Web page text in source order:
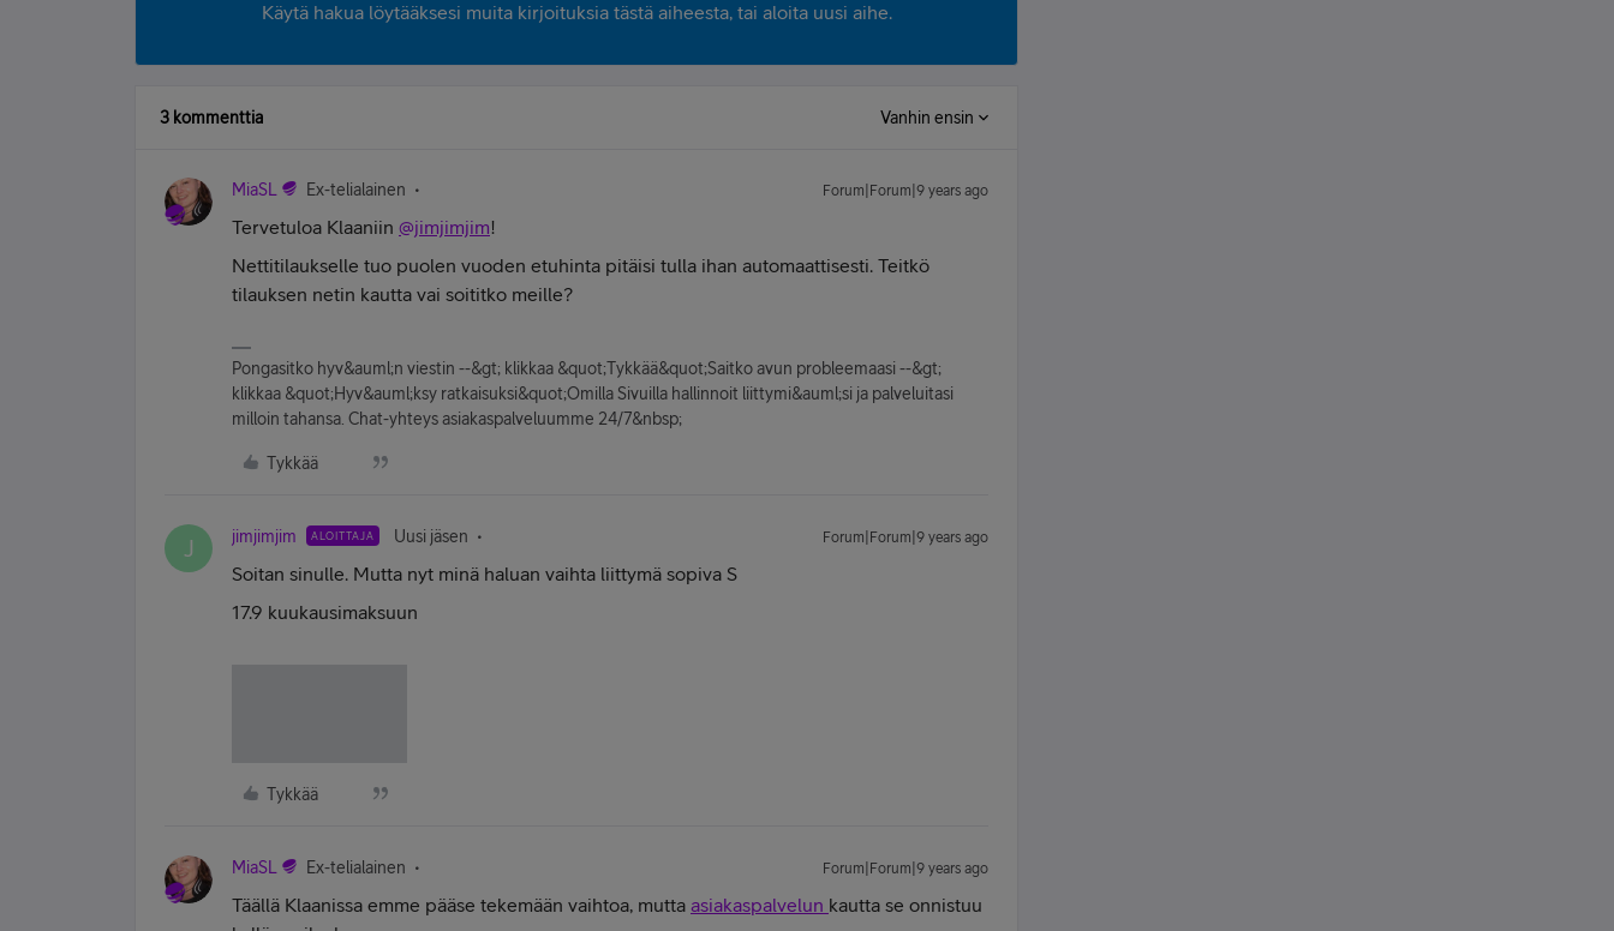
Käytä hakua löytääksesi muita kirjoituksia tästä aiheesta, tai aloita uusi aihe.
3 kommenttia Vanhin ensin
MiaSL Ex-telialainen Forum|Forum|9 years ago
Tervetuloa Klaaniin @jimjimjim!
Nettitilaukselle tuo puolen vuoden etuhinta pitäisi tulla ihan automaattisesti. Teitkö
tilauksen netin kautta vai soititko meille?
Pongasitko hyv&auml;n viestin --&gt; klikkaa &quot;Tykkää&quot;Saitko avun probleemaasi --&gt;
klikkaa &quot;Hyv&auml;ksy ratkaisuksi&quot;Omilla Sivuilla hallinnoit liittymi&auml;si ja palveluitasi
milloin tahansa. Chat-yhteys asiakaspalveluumme 24/7&nbsp;
Tykkää
J jimjimjim ALOITTAJA Uusi jäsen Forum|Forum|9 years ago
Soitan sinulle. Mutta nyt minä haluan vaihta liittymä sopiva S
17.9 kuukausimaksuun
Tykkää
MiaSL Ex-telialainen Forum|Forum|9 years ago
Täällä Klaanissa emme pääse tekemään vaihtoa, mutta asiakaspalvelun kautta se onnistuu